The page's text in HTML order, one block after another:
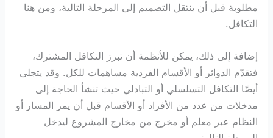
مطلوبة قبل أن ينتقل التصميم إلى المرحلة التالية، ومن هنا
التكافل.
إضافة إلى ذلك، يمكن للأنظمة أن تبرز التكافل المشترك،
فتقدّم الدوائر أو الأقسام الفردية مساهمات للكل. وقد يتجلى
أيضًا التكافل التسلسلي أو التبادلي حيث تنشأ الحاجة إلى
مدخلات من عدد من الأفراد أو الأقسام قبل أن يمر المسار أو
النظام عبر معلم أو مخرج من مخارج المشروع ليدخل